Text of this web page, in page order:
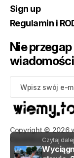
Czytaj dalej
Copyright © 2026
Opublikowano z
Sign up
Regulamin i
Nie
wiadomości